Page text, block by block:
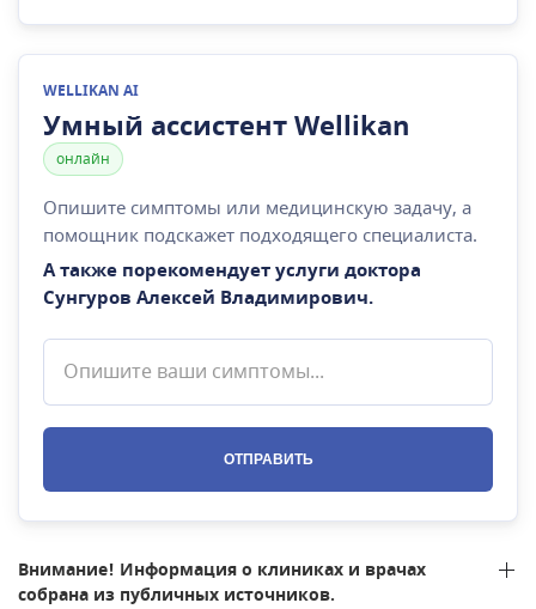
WELLIKAN AI
Умный ассистент Wellikan
онлайн
Опишите симптомы или медицинскую задачу, а
помощник подскажет подходящего специалиста.
А также порекомендует услуги доктора
Сунгуров Алексей Владимирович.
ОТПРАВИТЬ
Внимание! Информация о клиниках и врачах
собрана из публичных источников.